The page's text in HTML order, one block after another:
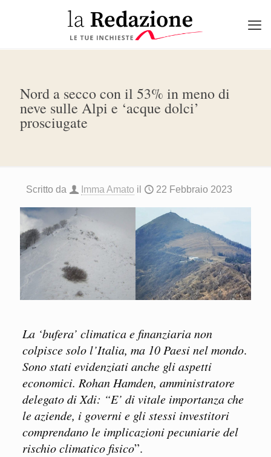
Nord a secco con il 53% in meno di
neve sulle Alpi e ‘acque dolci’
prosciugate
Scritto da Imma Amato il 22 Febbraio 2023
La ‘bufera’ climatica e finanziaria non
colpisce solo l’Italia, ma 10 Paesi nel mondo.
Sono stati evidenziati anche gli aspetti
economici. Rohan Hamden, amministratore
delegato di Xdi: “E’ di vitale importanza che
le aziende, i governi e gli stessi investitori
comprendano le implicazioni pecuniarie del
rischio climatico fisico”.